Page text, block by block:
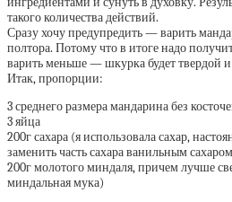
такого количества действий.
Сразу хочу предупредить — варить
полтора. Потому что в итоге надо
варить меньше — шкурка будет твердой
Итак, пропорции:
3 среднего размера мандарина без
3 яйца
200г сахара (я использовала сахар,
заменить часть сахара ванильным
200г молотого миндаля, причем лучше
миндальная мука)